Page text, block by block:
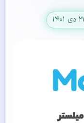
۲۱ دی ۱۴۰۱